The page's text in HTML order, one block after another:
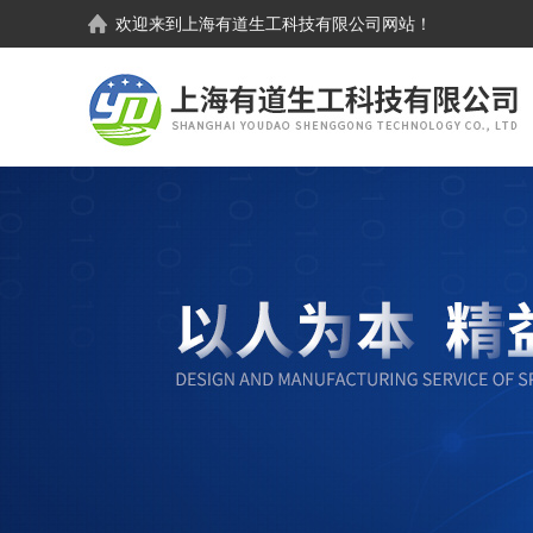
欢迎来到 上海有道生工科技有限公司 网站！